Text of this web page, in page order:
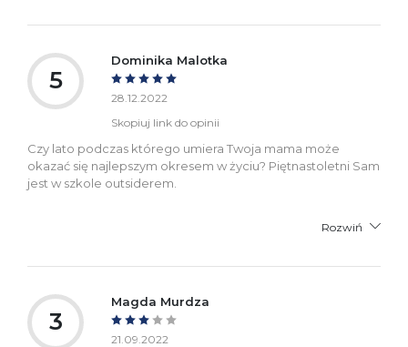
5
Dominika Malotka
28.12.2022
Skopiuj link do opinii
Czy lato podczas którego umiera Twoja mama może
okazać się najlepszym okresem w życiu? Piętnastoletni Sam
jest w szkole outsiderem.
Rozwiń
3
Magda Murdza
21.09.2022